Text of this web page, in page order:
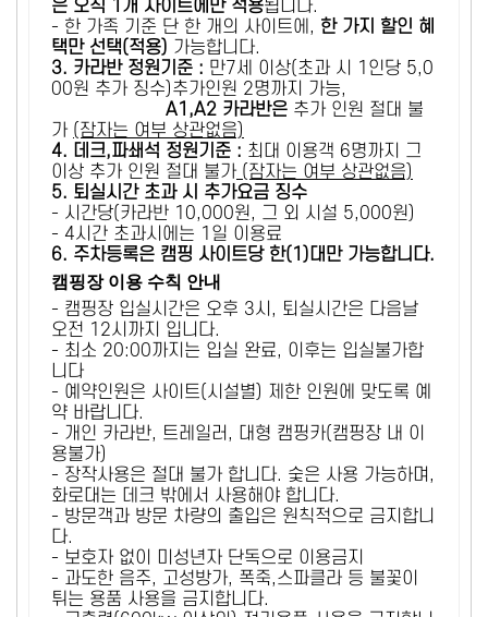
은 오직 1개 사이트에만 적용됩니다.
- 한 가족 기준 단 한 개의 사이트에, 한 가지 할인 혜
택만 선택(적용) 가능합니다.
3. 카라반 정원기준 : 만7세 이상(초과 시 1인당 5,0
00원 추가 징수)추가인원 2명까지 가능,
A1,A2 카라반은 추가 인원 절대 불
가 (잠자는 여부 상관없음)
4. 데크,파쇄석 정원기준 : ​최대 이용객 6명까지 그
이상 추가 인원 절대 불가 (잠자는 여부 상관없음)
5. 퇴실시간 초과 시 추가요금 징수
- 시간당(카라반 10,000원, 그 외 시설 5,000원)
- 4시간 초과시에는 1일 이용료
6. 주차등록은 캠핑 사이트당 한(1)대만 가능합니다.
캠핑장 이용 수칙 안내
- 캠핑장 입실시간은 오후 3시, 퇴실시간은 다음날
오전 12시까지 입니다.
- 최소 20:00까지는 입실 완료, 이후는 입실불가합
니다
- 예약인원은 사이트(시설별) 제한 인원에 맞도록 예
약 바랍니다.
- 개인 카라반, 트레일러, 대형 캠핑카(캠핑장 내 이
용불가)
- 장작사용은 절대 불가 합니다. 숯은 사용 가능하며,
화로대는 데크 밖에서 사용해야 합니다.
- 방문객과 방문 차량의 출입은 원칙적으로 금지합니
다.
- 보호자 없이 미성년자 단독으로 이용금지
- 과도한 음주, 고성방가, 폭죽,스파클라 등 불꽃이
튀는 용품 사용을 금지합니다.